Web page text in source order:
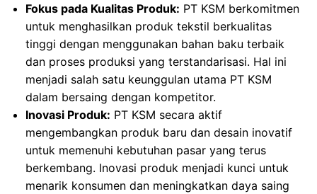
Fokus pada Kualitas Produk: PT KSM berkomitmen
untuk menghasilkan produk tekstil berkualitas
tinggi dengan menggunakan bahan baku terbaik
dan proses produksi yang terstandarisasi. Hal ini
menjadi salah satu keunggulan utama PT KSM
dalam bersaing dengan kompetitor.
Inovasi Produk: PT KSM secara aktif
mengembangkan produk baru dan desain inovatif
untuk memenuhi kebutuhan pasar yang terus
berkembang. Inovasi produk menjadi kunci untuk
menarik konsumen dan meningkatkan daya saing